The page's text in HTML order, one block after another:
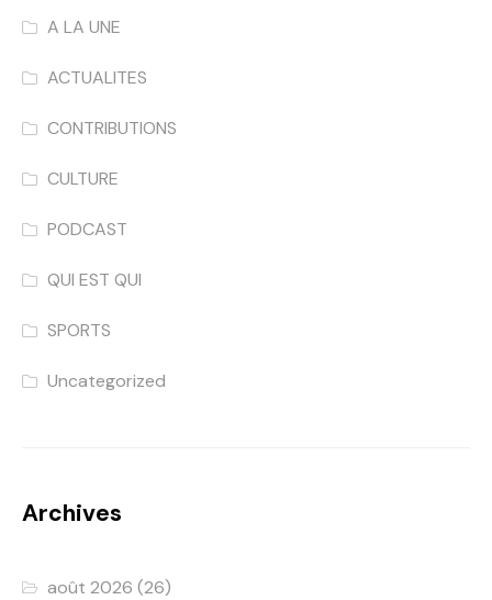
A LA UNE
ACTUALITES
CONTRIBUTIONS
CULTURE
PODCAST
QUI EST QUI
SPORTS
Uncategorized
Archives
août 2026 (26)